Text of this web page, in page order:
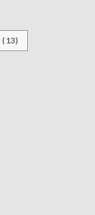
(13)